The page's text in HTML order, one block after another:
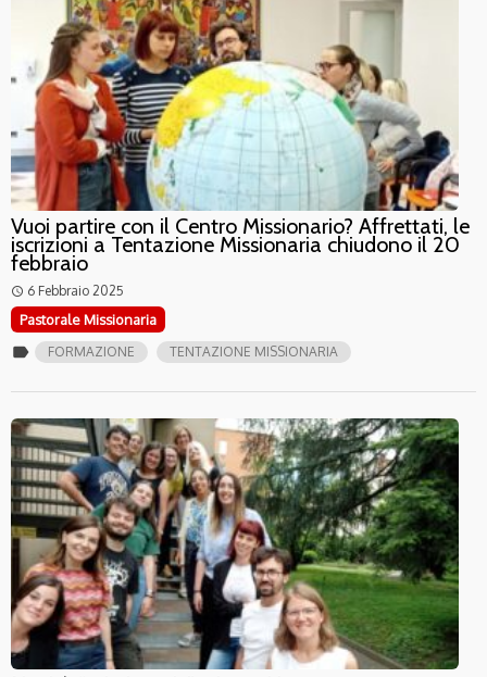
Vuoi partire con il Centro Missionario? Affrettati, le
iscrizioni a Tentazione Missionaria chiudono il 20
febbraio
access_time 6 Febbraio 2025
Pastorale Missionaria
label FORMAZIONE TENTAZIONE MISSIONARIA